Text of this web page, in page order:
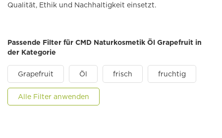
Qualität, Ethik und Nachhaltigkeit einsetzt.
Passende Filter für CMD Naturkosmetik Öl Grapefruit in
der Kategorie
Grapefruit Öl frisch fruchtig
Alle Filter anwenden